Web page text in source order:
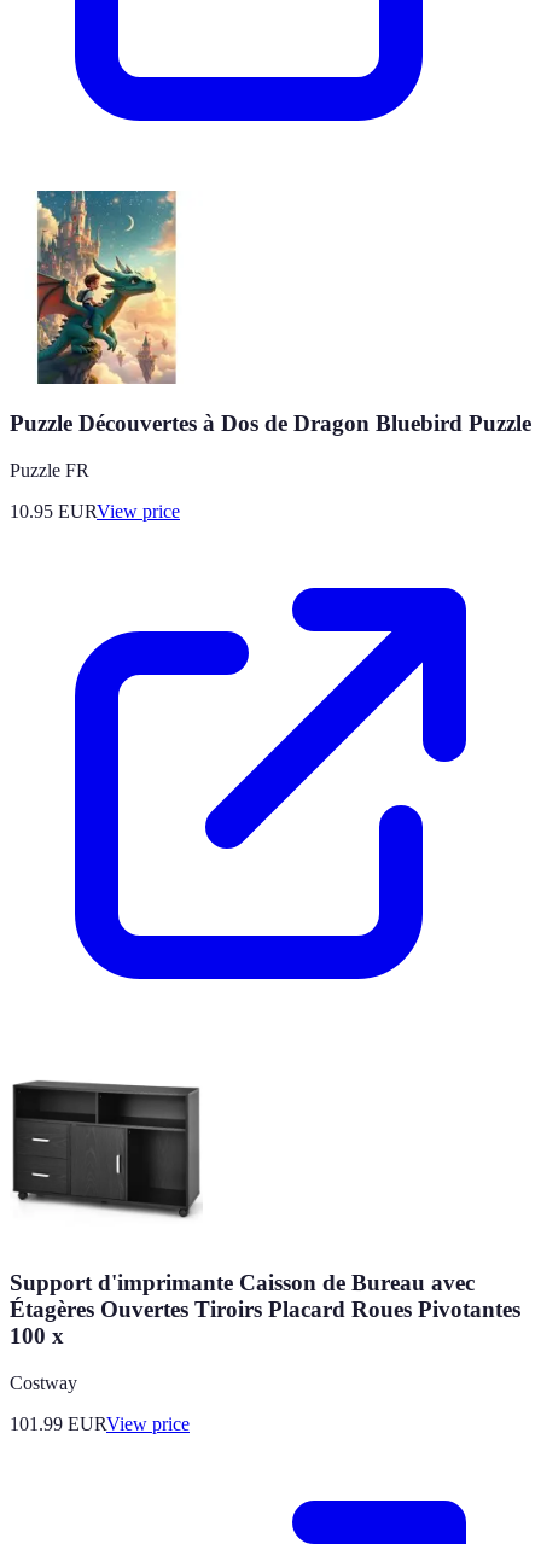
Puzzle Découvertes à Dos de Dragon Bluebird Puzzle
Puzzle FR
10.95 EURView price
Support d'imprimante Caisson de Bureau avec
Étagères Ouvertes Tiroirs Placard Roues Pivotantes
100 x
Costway
101.99 EURView price